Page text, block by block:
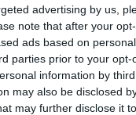
advertising by us,
note that after your
ads based on
parties prior to your
information by
may also be disclosed
may further disclose it
MERCOLEDÌ06
per tutti
del museo piombinese
lle barriere culturali,